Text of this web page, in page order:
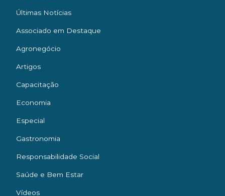
Últimas Notícias
Associado em Destaque
Agronegócio
Artigos
Capacitação
Economia
Especial
Gastronomia
Responsabilidade Social
Saúde e Bem Estar
Vídeos